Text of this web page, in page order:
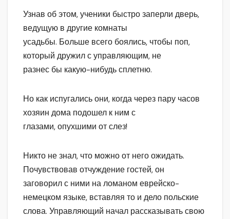
Узнав об этом, ученики быстро заперли дверь,
ведущую в другие комнаты
усадьбы. Больше всего боялись, чтобы поп,
который дружил с управляющим, не
разнес бы какую-нибудь сплетню.
Но как испугались они, когда через пару часов
хозяин дома подошел к ним с
глазами, опухшими от слез!
Никто не знал, что можно от него ожидать.
Почувствовав отчуждение гостей, он
заговорил с ними на ломаном еврейско-
немецком языке, вставляя то и дело польские
слова. Управляющий начал рассказывать свою